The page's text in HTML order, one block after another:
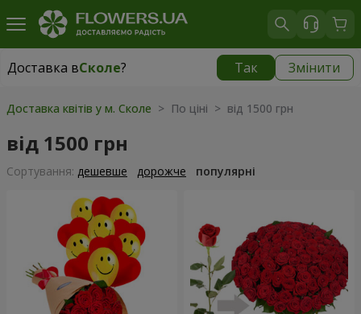
Доставка вСколе? Так Змінити
Доставка вСколе|
Доставка квітів у м. Сколе > По ціні > від 1500 грн
від 1500 грн
Сортування: дешевше дорожче популярні